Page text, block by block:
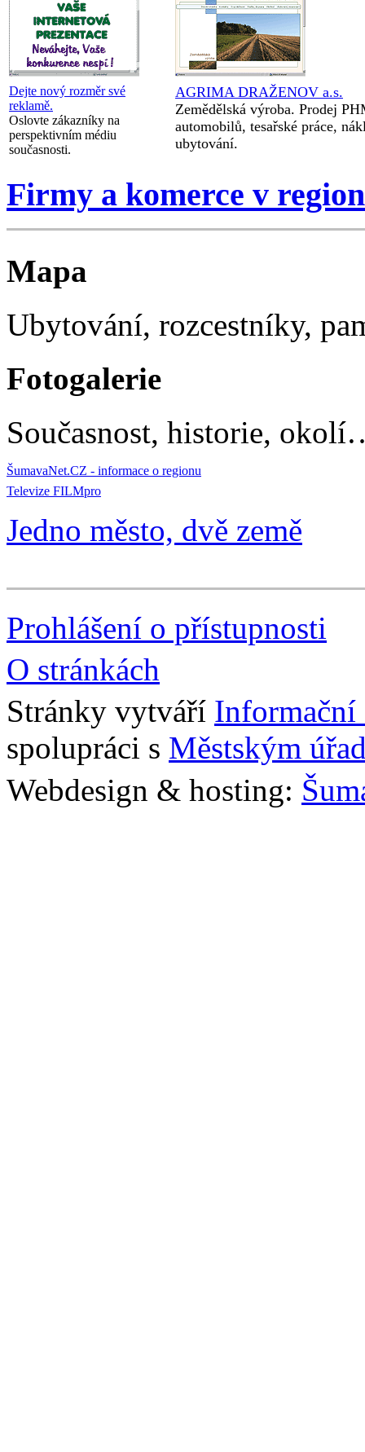
Dejte nový rozměr své
reklamě.
Oslovte zákazníky na
perspektivním médiu
současnosti.
AGRIMA DRAŽENOV a.s.
Zemědělská výroba. Prodej
automobilů, tesařské práce,
ubytování.
Firmy a komerce v
Mapa
Ubytování, rozcestníky,
Fotogalerie
Současnost, historie,
ŠumavaNet.CZ - informace o regionu
Televize FILMpro
Jedno město, dvě země
Prohlášení o přístupnosti
O stránkách
Stránky vytváří Informační
spolupráci s Městským
Webdesign & hosting: